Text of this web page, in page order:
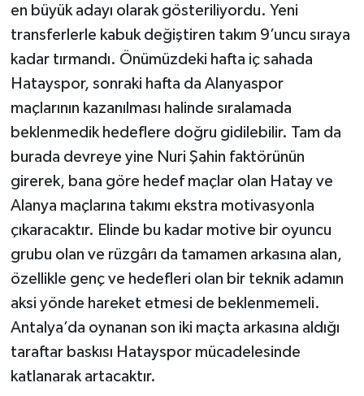
en büyük adayı olarak gösteriliyordu. Yeni
transferlerle kabuk değiştiren takım 9’uncu sıraya
kadar tırmandı. Önümüzdeki hafta iç sahada
Hatayspor, sonraki hafta da Alanyaspor
maçlarının kazanılması halinde sıralamada
beklenmedik hedeflere doğru gidilebilir. Tam da
burada devreye yine Nuri Şahin faktörünün
girerek, bana göre hedef maçlar olan Hatay ve
Alanya maçlarına takımı ekstra motivasyonla
çıkaracaktır. Elinde bu kadar motive bir oyuncu
grubu olan ve rüzgârı da tamamen arkasına alan,
özellikle genç ve hedefleri olan bir teknik adamın
aksi yönde hareket etmesi de beklenmemeli.
Antalya’da oynanan son iki maçta arkasına aldığı
taraftar baskısı Hatayspor mücadelesinde
katlanarak artacaktır.